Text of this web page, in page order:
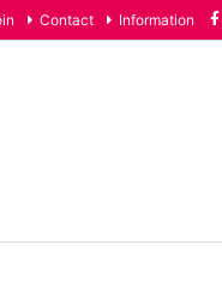
への理解促進とALLY
Contact Information